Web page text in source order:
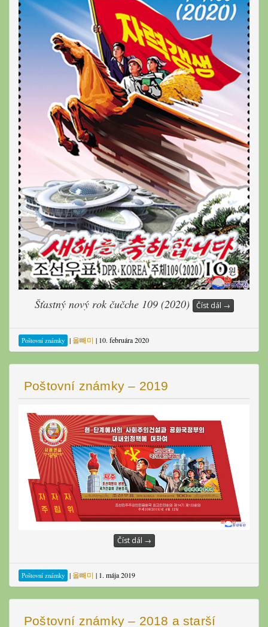
Šťastný nový rok čučche 109 (2020) Číst dál →
Poštovní známky | 올빼미 | 10. februára 2020
Poštovní známky – 2019
Číst dál →
Poštovní známky | 올빼미 | 1. mája 2019
Poštovní známky – 2018 a starší